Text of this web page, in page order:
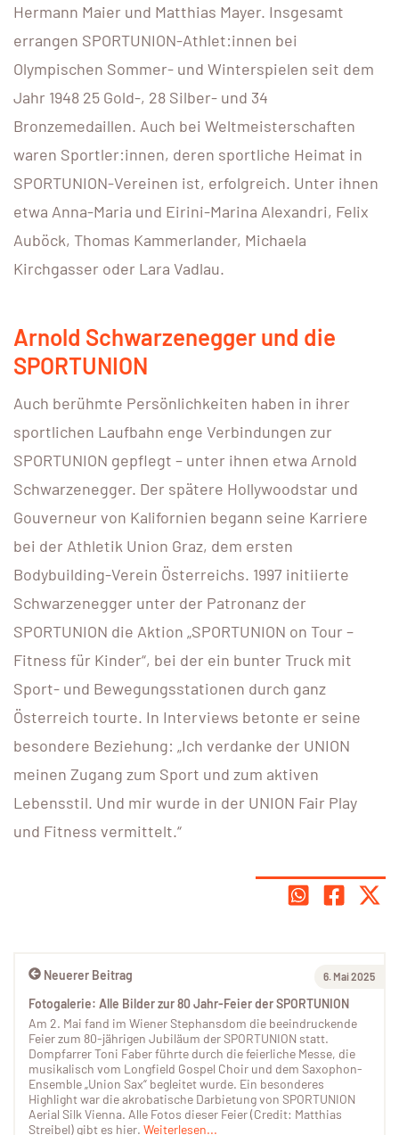
Hermann Maier und Matthias Mayer. Insgesamt
errangen SPORTUNION-Athlet:innen bei
Olympischen Sommer- und Winterspielen seit dem
Jahr 1948 25 Gold-, 28 Silber- und 34
Bronzemedaillen. Auch bei Weltmeisterschaften
waren Sportler:innen, deren sportliche Heimat in
SPORTUNION-Vereinen ist, erfolgreich. Unter ihnen
etwa Anna-Maria und Eirini-Marina Alexandri, Felix
Auböck, Thomas Kammerlander, Michaela
Kirchgasser oder Lara Vadlau.
Arnold Schwarzenegger und die
SPORTUNION
Auch berühmte Persönlichkeiten haben in ihrer
sportlichen Laufbahn enge Verbindungen zur
SPORTUNION gepflegt – unter ihnen etwa Arnold
Schwarzenegger. Der spätere Hollywoodstar und
Gouverneur von Kalifornien begann seine Karriere
bei der Athletik Union Graz, dem ersten
Bodybuilding-Verein Österreichs. 1997 initiierte
Schwarzenegger unter der Patronanz der
SPORTUNION die Aktion „SPORTUNION on Tour –
Fitness für Kinder“, bei der ein bunter Truck mit
Sport- und Bewegungsstationen durch ganz
Österreich tourte. In Interviews betonte er seine
besondere Beziehung: „Ich verdanke der UNION
meinen Zugang zum Sport und zum aktiven
Lebensstil. Und mir wurde in der UNION Fair Play
und Fitness vermittelt.“
Neuerer Beitrag 6. Mai 2025
Fotogalerie: Alle Bilder zur 80 Jahr-Feier der SPORTUNION
Am 2. Mai fand im Wiener Stephansdom die beeindruckende
Feier zum 80-jährigen Jubiläum der SPORTUNION statt.
Dompfarrer Toni Faber führte durch die feierliche Messe, die
musikalisch vom Longfield Gospel Choir und dem Saxophon-
Ensemble „Union Sax“ begleitet wurde. Ein besonderes
Highlight war die akrobatische Darbietung von SPORTUNION
Aerial Silk Vienna. Alle Fotos dieser Feier (Credit: Matthias
Streibel) gibt es hier. Weiterlesen...